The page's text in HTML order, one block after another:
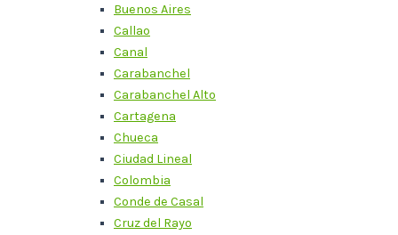
Buenos Aires
Callao
Canal
Carabanchel
Carabanchel Alto
Cartagena
Chueca
Ciudad Lineal
Colombia
Conde de Casal
Cruz del Rayo